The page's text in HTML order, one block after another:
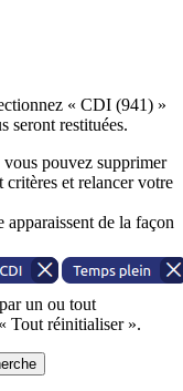
« CDI (941) »
seront restituées.
vous pouvez supprimer
critères et relancer votre
de la façon
un ou tout
Tout réinitialiser ».